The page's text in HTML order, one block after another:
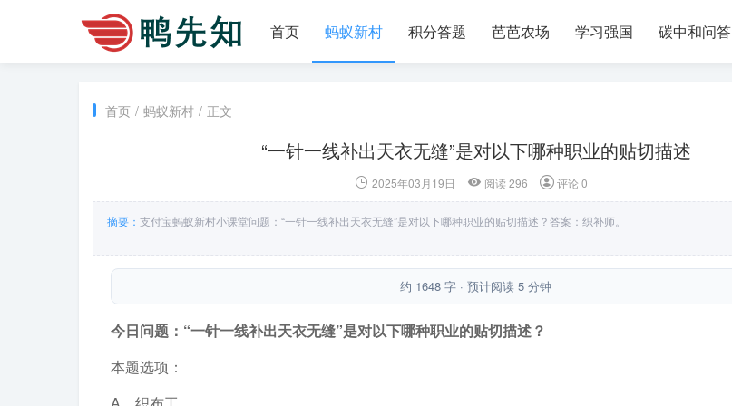
首页 蚂蚁新村 积分答题 芭芭农场 学习强国 碳中和问答
首页 / 蚂蚁新村 / 正文
“一针一线补出天衣无缝”是对以下哪种职业的贴切描述
2025年03月19日 阅读 296 评论 0
摘要： 支付宝蚂蚁新村小课堂问题：“一针一线补出天衣无缝”是对以下哪种职业的贴切描述？答案：织补师。
约 1648 字 · 预计阅读 5 分钟
今日问题：“一针一线补出天衣无缝”是对以下哪种职业的贴切描述？
本题选项：